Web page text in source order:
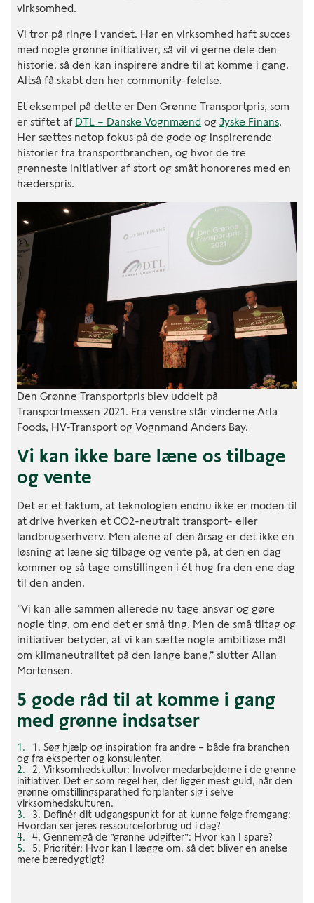
virksomhed.
Vi tror på ringe i vandet. Har en virksomhed haft succes
med nogle grønne initiativer, så vil vi gerne dele den
historie, så den kan inspirere andre til at komme i gang.
Altså få skabt den her community-følelse.
Et eksempel på dette er Den Grønne Transportpris, som
er stiftet af DTL – Danske Vognmænd og Jyske Finans.
Her sættes netop fokus på de gode og inspirerende
historier fra transportbranchen, og hvor de tre
grønneste initiativer af stort og småt honoreres med en
hæderspris.
Den Grønne Transportpris blev uddelt på
Transportmessen 2021. Fra venstre står vinderne Arla
Foods, HV-Transport og Vognmand Anders Bay.
Vi kan ikke bare læne os tilbage
og vente
Det er et faktum, at teknologien endnu ikke er moden til
at drive hverken et CO2-neutralt transport- eller
landbrugserhverv. Men alene af den årsag er det ikke en
løsning at læne sig tilbage og vente på, at den en dag
kommer og så tage omstillingen i ét hug fra den ene dag
til den anden.
”Vi kan alle sammen allerede nu tage ansvar og gøre
nogle ting, om end det er små ting. Men de små tiltag og
initiativer betyder, at vi kan sætte nogle ambitiøse mål
om klimaneutralitet på den lange bane,” slutter Allan
Mortensen.
5 gode råd til at komme i gang
med grønne indsatser
1. Søg hjælp og inspiration fra andre – både fra branchen
og fra eksperter og konsulenter.
2. Virksomhedskultur: Involver medarbejderne i de grønne
initiativer. Det er som regel her, der ligger mest guld, når den
grønne omstillingsparathed forplanter sig i selve
virksomhedskulturen.
3. Definér dit udgangspunkt for at kunne følge fremgang:
Hvordan ser jeres ressourceforbrug ud i dag?
4. Gennemgå de ”grønne udgifter”: Hvor kan I spare?
5. Prioritér: Hvor kan I lægge om, så det bliver en anelse
mere bæredygtigt?